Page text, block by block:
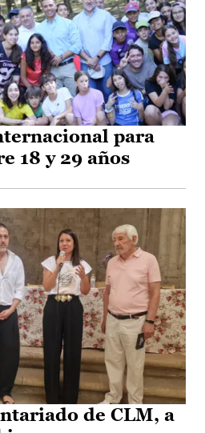
para
18 y 29 años
de CLM, a